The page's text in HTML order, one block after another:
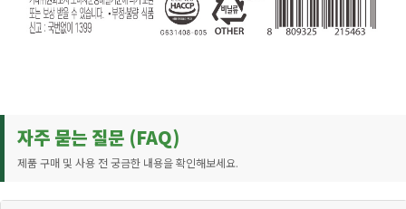
자주 묻는 질문 (FAQ)
제품 구매 및 사용 전 궁금한 내용을 확인해보세요.